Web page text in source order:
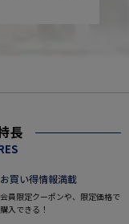
長
お買い得情報満載
会員限定クーポンや、限定価格で
購入できる！